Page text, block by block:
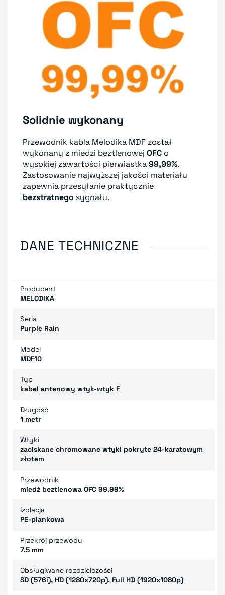
Solidnie wykonany
Przewodnik kabla Melodika MDF został
wykonany z miedzi beztlenowej OFC o
wysokiej zawartości pierwiastka99,99%.
Zastosowanie najwyższej jakości materiału
zapewnia przesyłanie praktycznie
bezstratnego sygnału.
DANE TECHNICZNE
Producent
MELODIKA
Seria
Purple Rain
Model
MDF10
Typ
kabel antenowy wtyk-wtyk F
Długość
1 metr
Wtyki
zaciskane chromowane wtyki pokryte 24-karatowym
złotem
Przewodnik
miedź beztlenowa OFC 99.99%
Izolacja
PE-piankowa
Przekrój przewodu
7.5 mm
Obsługiwane rozdzielczości
SD (576i), HD (1280x720p), Full HD (1920x1080p)